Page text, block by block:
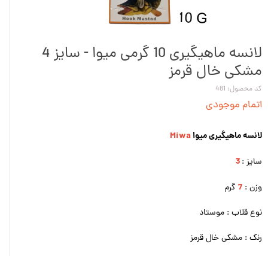
لانسه ماهیگیری 10 گرمی میوا - سایز 4
مشکی خال قرمز
کد محصول: 481
اتمام موجودی
لانسه ماهیگیری میواMiwa
سایز :
وزن : 7 گرم
نوع قلاب : موستاد
رنک : مشکی خال قرمز